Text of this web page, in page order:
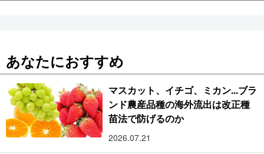
あなたにおすすめ
マスカット、イチゴ、ミカン...ブラ
ンド農産品種の海外流出は改正種
苗法で防げるのか
2026.07.21